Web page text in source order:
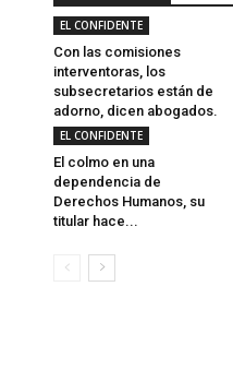
EL CONFIDENTE
Con las comisiones
interventoras, los
subsecretarios están de
adorno, dicen abogados.
EL CONFIDENTE
El colmo en una
dependencia de
Derechos Humanos, su
titular hace...